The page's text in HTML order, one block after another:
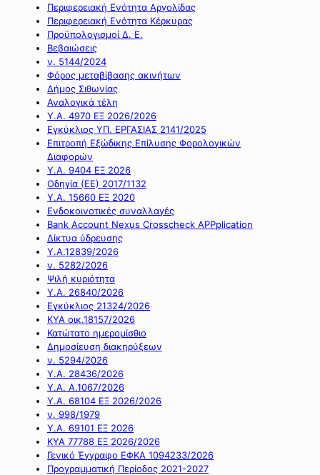
Περιφερειακή Ενότητα Αργολίδας
Περιφερειακή Ενότητα Κέρκυρας
Προϋπολογισμοί Δ. Ε.
Βεβαιώσεις
ν. 5144/2024
Φόρος μεταβίβασης ακινήτων
Δήμος Σιθωνίας
Αναλογικά τέλη
Υ.Α. 4970 ΕΞ 2026/2026
Εγκύκλιος ΥΠ. ΕΡΓΑΣΙΑΣ 2141/2025
Επιτροπή Εξώδικης Επίλυσης Φορολογικών
Διαφορών
Υ.Α. 9404 ΕΞ 2026
Οδηγία (ΕΕ) 2017/1132
Υ.Α. 15660 ΕΞ 2020
Ενδοκοινοτικές συναλλαγές
Bank Account Nexus Crosscheck APPplication
Δίκτυα ύδρευσης
Υ.Α.12839/2026
ν. 5282/2026
Ψιλή κυριότητα
Υ.Α. 26840/2026
Εγκύκλιος 21324/2026
ΚΥΑ οικ.18157/2026
Κατώτατο ημερομίσθιο
Δημοσίευση διακηρύξεων
ν. 5294/2026
Υ.Α. 28436/2026
Υ.Α. Α.1067/2026
Υ.Α. 68104 ΕΞ 2026/2026
ν. 998/1979
Υ.Α. 69101 ΕΞ 2026
ΚΥΑ 77788 ΕΞ 2026/2026
Γενικό Έγγραφο ΕΦΚΑ 1094233/2026
Προγραμματική Περίοδος 2021-2027